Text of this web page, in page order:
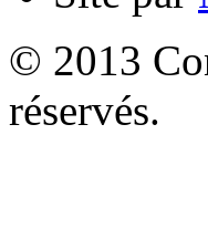
© 2013
réservés.